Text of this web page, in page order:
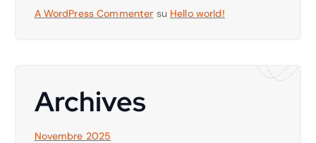
A WordPress Commenter su Hello world!
Archives
Novembre 2025